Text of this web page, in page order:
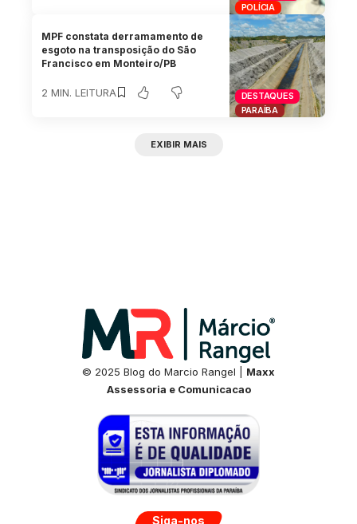
POLÍCIA
DESTAQUES
PARAÍBA
MPF constata derramamento de
esgoto na transposição do São
Francisco em Monteiro/PB
2 MIN. LEITURA
EXIBIR MAIS
© 2025 Blog do Marcio Rangel | Maxx
Assessoria e Comunicacao
Siga-nos